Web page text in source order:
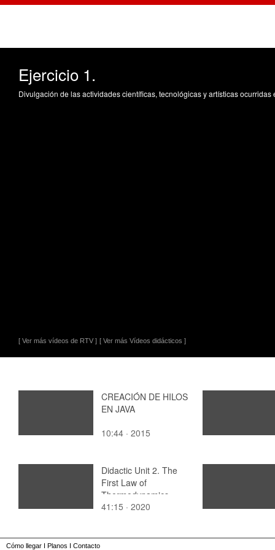
Ejercicio 1.
Divulgación de las actividades científicas, tecnológicas y artísticas ocurridas
[ Ver más vídeos de RTV ] [ Ver más Vídeos didácticos ]
CREACIÓN DE HILOS
EN JAVA
10:44 · 2015
Didactic Unit 2. The
First Law of
Thermodynamics
Exercises 2.1 - 2.2
41:15 · 2020
Cómo llegar I Planos I Contacto